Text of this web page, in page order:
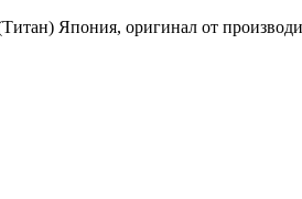
Япония, оригинал от